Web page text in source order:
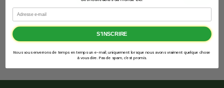
Email
S'INSCRIRE
Nous vous enverrons de temps en temps un e-mail, uniquement lorsque nous avons vraiment quelque chose
à vous dire. Pas de spam, c'est promis.
✅Jusqu’à épuisement du stock